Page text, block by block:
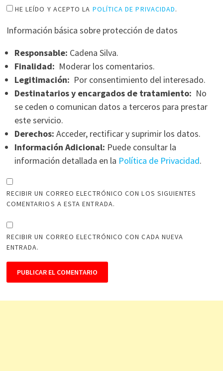
HE LEÍDO Y ACEPTO LA POLÍTICA DE PRIVACIDAD.
Información básica sobre protección de datos
Responsable: Cadena Silva.
Finalidad: Moderar los comentarios.
Legitimación: Por consentimiento del interesado.
Destinatarios y encargados de tratamiento: No
se ceden o comunican datos a terceros para prestar
este servicio.
Derechos: Acceder, rectificar y suprimir los datos.
Información Adicional: Puede consultar la
información detallada en la Política de Privacidad.
RECIBIR UN CORREO ELECTRÓNICO CON LOS SIGUIENTES
COMENTARIOS A ESTA ENTRADA.
RECIBIR UN CORREO ELECTRÓNICO CON CADA NUEVA
ENTRADA.